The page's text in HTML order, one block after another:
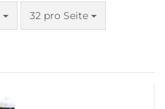
32 pro Seite
pro Seite